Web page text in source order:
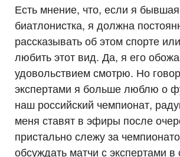
Есть мнение, что, если я
биатлонистка, я должна
рассказывать об этом спорте
любить этот вид. Да, я его
удовольствием смотрю. Но
экспертами я больше люблю о
наш российский чемпионат,
меня ставят в эфиры после
пристально слежу за
обсуждать матчи с экспертами в